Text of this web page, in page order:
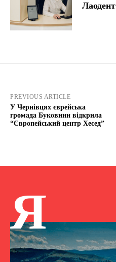
PREVIOUS ARTICLE
У Чернівцях єврейська
громада Буковини відкрила
“Європейський центр Хесед”
Я